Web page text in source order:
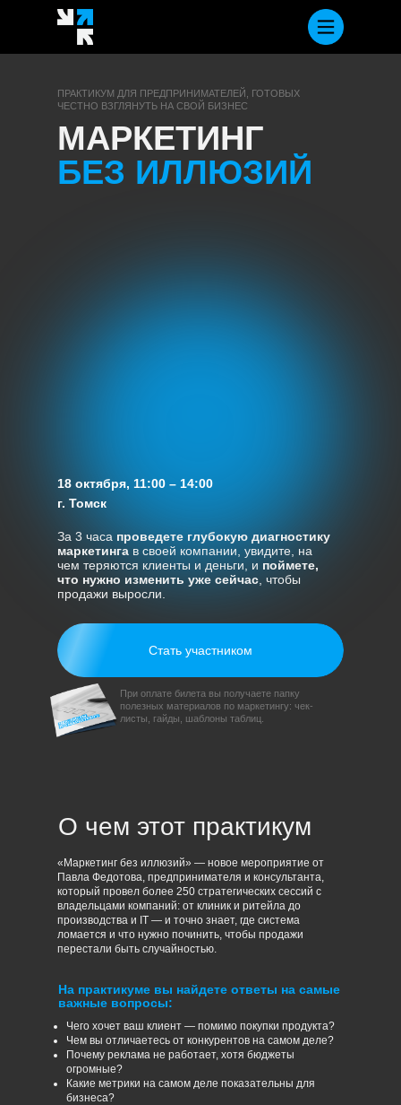
ПРАКТИКУМ ДЛЯ ПРЕДПРИНИМАТЕЛЕЙ, ГОТОВЫХ
ЧЕСТНО ВЗГЛЯНУТЬ НА СВОЙ БИЗНЕС
При оплате билета вы получаете папку
полезных материалов по маркетингу: чек-
листы, гайды, шаблоны таблиц.
За 3 часа проведете глубокую диагностику
маркетинга в своей компании, увидите, на
чем теряются клиенты и деньги, и поймете,
что нужно изменить уже сейчас , чтобы
продажи выросли.
г. Томск
18 октября, 11:00 – 14:00
МАРКЕТИНГ
БЕЗ ИЛЛЮЗИЙ
Стать участником
«Маркетинг без иллюзий» — новое мероприятие от
Павла Федотова, предпринимателя и консультанта,
который провел более 250 стратегических сессий с
владельцами компаний: от клиник и ритейла до
производства и IT — и точно знает, где система
ломается и что нужно починить, чтобы продажи
перестали быть случайностью.
Чего хочет ваш клиент — помимо покупки продукта?
Чем вы отличаетесь от конкурентов на самом деле?
Почему реклама не работает, хотя бюджеты
огромные?
Какие метрики на самом деле показательны для
бизнеса?
На практикуме вы найдете ответы на самые
важные вопросы:
О чем этот практикум